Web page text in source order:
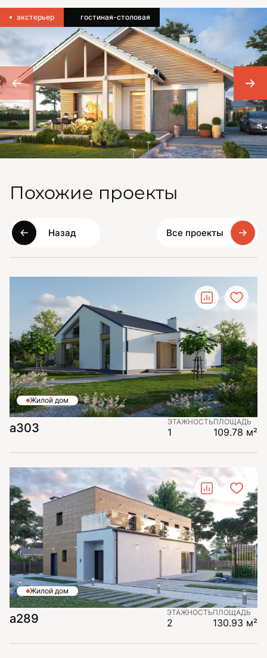
экстерьер гостиная-столовая
Похожие проекты
Назад Все проекты
Жилой дом
а303 ЭТАЖНОСТЬ
1
ПЛОЩАДЬ
109.78 м²
Жилой дом
а289 ЭТАЖНОСТЬ
2
ПЛОЩАДЬ
130.93 м²